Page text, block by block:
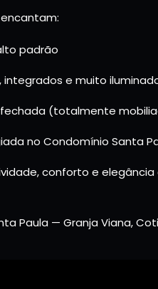
padrão
integrados e muito
(totalmente
no Condomínio Santa
conforto e
Paula — Granja Viana,